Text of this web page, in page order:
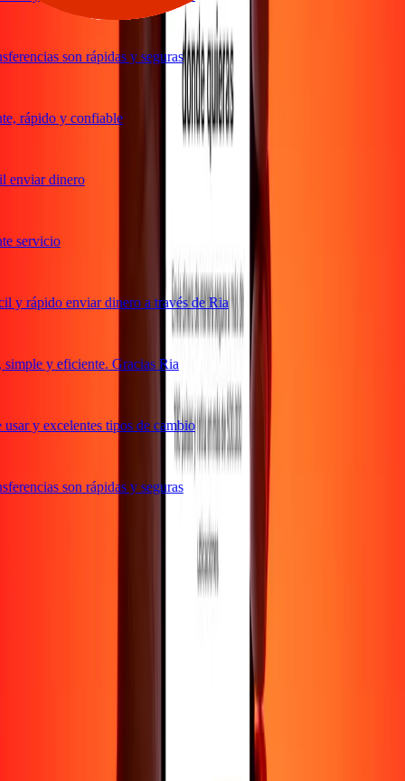
son rápidas y seguras
rápido y confiable
dinero
servicio
rápido enviar dinero a través de Ria
y eficiente. Gracias Ria
y excelentes tipos de cambio
son rápidas y seguras